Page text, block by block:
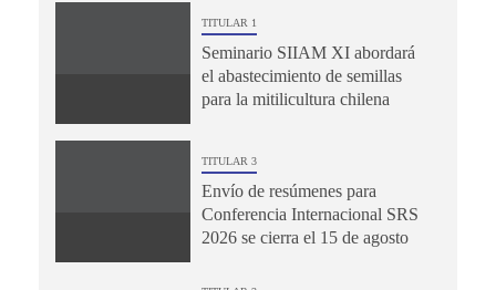
TITULAR 1
Seminario SIIAM XI abordará
el abastecimiento de semillas
para la mitilicultura chilena
TITULAR 3
Envío de resúmenes para
Conferencia Internacional SRS
2026 se cierra el 15 de agosto